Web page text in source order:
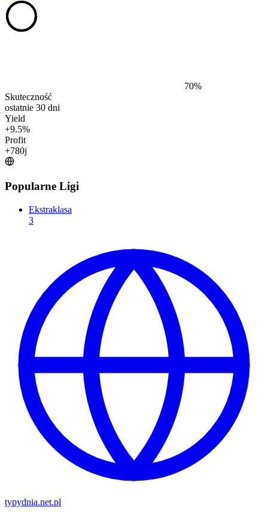
70%
Skuteczność
ostatnie 30 dni
Yield
+9.5%
Profit
+780j
Popularne Ligi
Ekstraklasa
3
typydnia.net.pl